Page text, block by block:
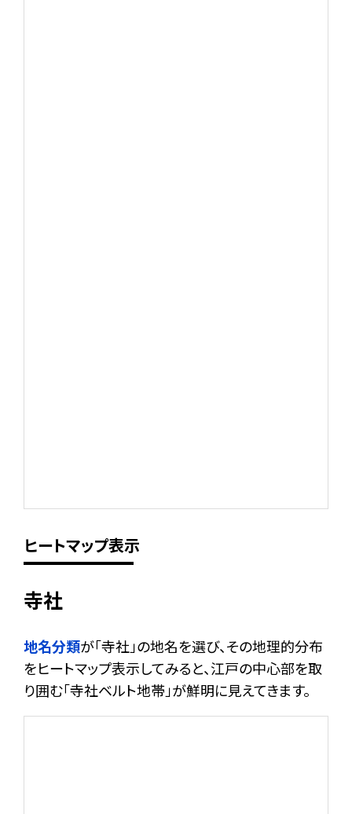
ヒートマップ表示
寺社
地名分類が「寺社」の地名を選び、その地理的分布
をヒートマップ表示してみると、江戸の中心部を取
り囲む「寺社ベルト地帯」が鮮明に見えてきます。